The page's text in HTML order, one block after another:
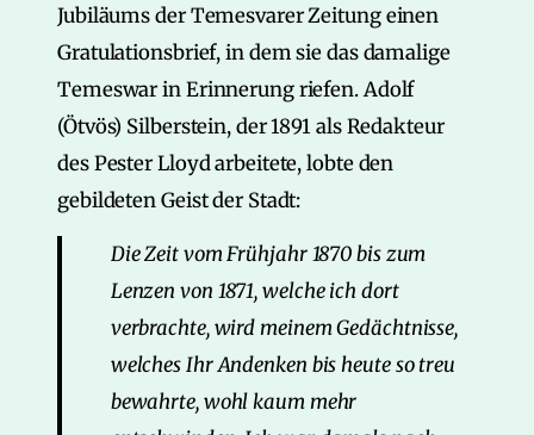
Jubiläums der Temesvarer Zeitung einen
Gratulationsbrief, in dem sie das damalige
Temeswar in Erinnerung riefen. Adolf
(Ötvös) Silberstein, der 1891 als Redakteur
des Pester Lloyd arbeitete, lobte den
gebildeten Geist der Stadt:
Die Zeit vom Frühjahr 1870 bis zum
Lenzen von 1871, welche ich dort
verbrachte, wird meinem Gedächtnisse,
welches Ihr Andenken bis heute so treu
bewahrte, wohl kaum mehr